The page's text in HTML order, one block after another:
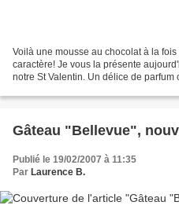
Voilà une mousse au chocolat à la
caractère! Je vous la présente
notre St Valentin. Un délice de
Gâteau "Bellevue",
Publié le 19/02/2007 à 11:35
Par Laurence B.